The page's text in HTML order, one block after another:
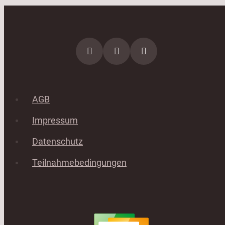
AGB
Impressum
Datenschutz
Teilnahmebedingungen